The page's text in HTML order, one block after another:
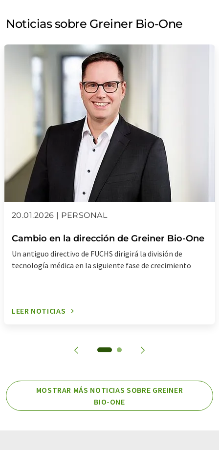
Noticias sobre Greiner Bio-One
20.01.2026 | PERSONAL
Cambio en la dirección de Greiner Bio-One
Un antiguo directivo de FUCHS dirigirá la división de
tecnología médica en la siguiente fase de crecimiento
LEER NOTICIAS
MOSTRAR MÁS NOTICIAS SOBRE GREINER
BIO-ONE